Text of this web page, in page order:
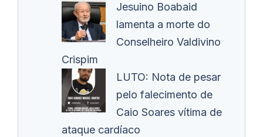
Jesuino Boabaid
lamenta a morte do
Conselheiro Valdivino
Crispim
LUTO: Nota de pesar
pelo falecimento de
Caio Soares vítima de
ataque cardíaco